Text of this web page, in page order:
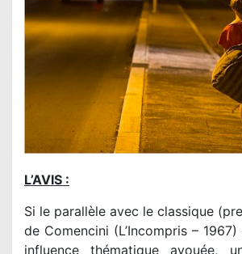
L’AVIS :
Si le parallèle avec le classique
de Comencini (L’Incompris – 1967)
influence thématique avouée,